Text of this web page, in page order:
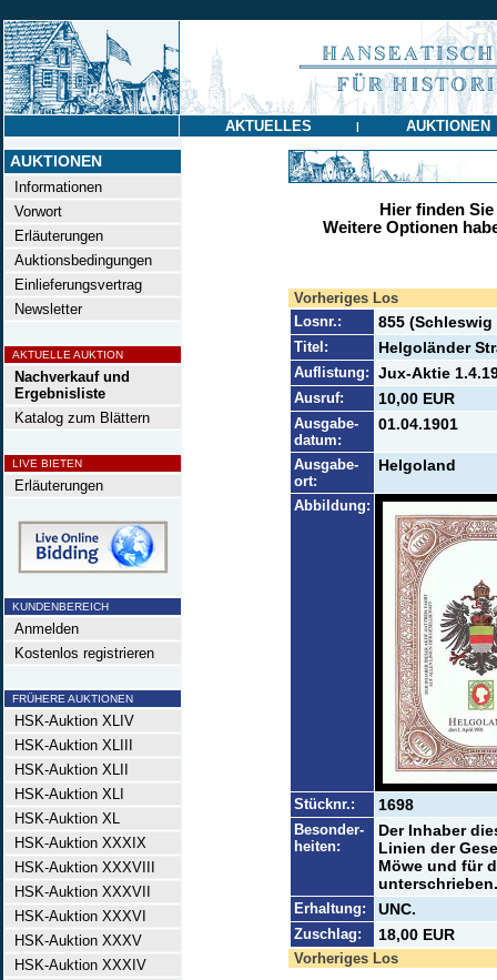
AKTUELLES | AUKTIONEN
AUKTIONEN
Informationen
Vorwort
Erläuterungen
Auktionsbedingungen
Einlieferungsvertrag
Newsletter
AKTUELLE AUKTION
Nachverkauf und
Ergebnisliste
Katalog zum Blättern
LIVE BIETEN
Erläuterungen
KUNDENBEREICH
Anmelden
Kostenlos registrieren
FRÜHERE AUKTIONEN
HSK-Auktion XLIV
HSK-Auktion XLIII
HSK-Auktion XLII
HSK-Auktion XLI
HSK-Auktion XL
HSK-Auktion XXXIX
HSK-Auktion XXXVIII
HSK-Auktion XXXVII
HSK-Auktion XXXVI
HSK-Auktion XXXV
HSK-Auktion XXXIV
Hier finden
Weitere Optionen
Vorheriges Los
Losnr.:
855
Titel: Helgoländer
Auflistung: Jux-Aktie
Ausruf: 10,00 EUR
Ausgabe-
datum:
01.04.1901
Ausgabe-
ort:
Helgoland
Abbildung:
Stücknr.: 1698
Besonder-
heiten:
Der Inhaber
Linien der
Möwe und für
unterschrieben.
Erhaltung: UNC.
Zuschlag: 18,00 EUR
Vorheriges Los